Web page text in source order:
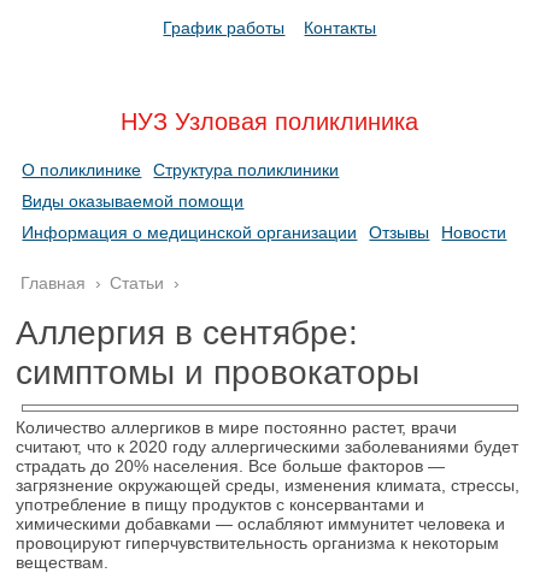
График работы Контакты
НУЗ Узловая поликлиника
О поликлинике
Структура поликлиники
Виды оказываемой помощи
Информация о медицинской организации
Отзывы Новости
Главная › Статьи ›
Аллергия в сентябре:
симптомы и провокаторы
Количество аллергиков в мире постоянно растет, врачи
считают, что к 2020 году аллергическими заболеваниями будет
страдать до 20% населения. Все больше факторов ―
загрязнение окружающей среды, изменения климата, стрессы,
употребление в пищу продуктов с консервантами и
химическими добавками ― ослабляют иммунитет человека и
провоцируют гиперчувствительность организма к некоторым
веществам.